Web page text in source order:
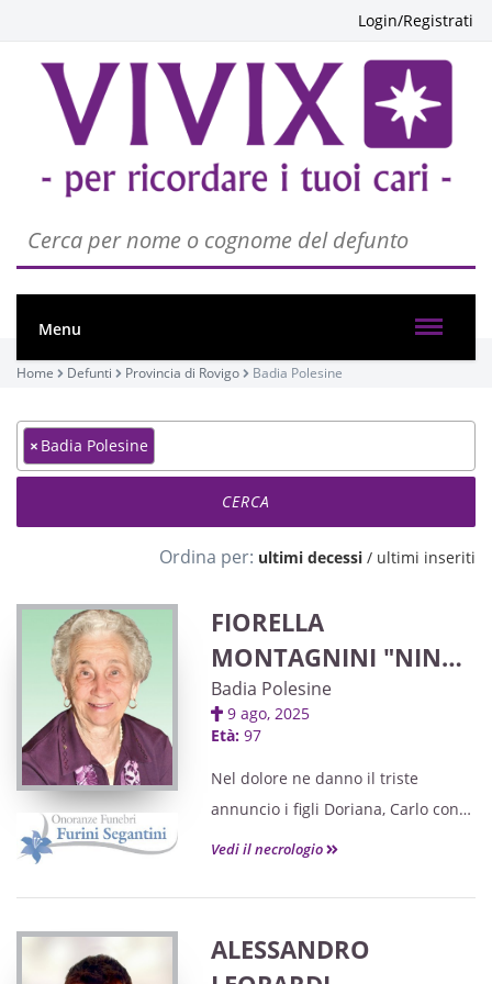
Login/Registrati
Menu
Home Defunti Provincia di Rovigo Badia Polesine
× Badia Polesine
Ordina per: ultimi decessi / ultimi inseriti
FIORELLA
MONTAGNINI "NINA"
ved. MARTINELLO
Badia Polesine
9 ago, 2025
Età: 97
Nel dolore ne danno il triste
annuncio i figli Doriana, Carlo con
Ornella e Sandra, i nipoti
Stefano, Matteo e la pronipote
Le esequie avranno luogo martedì
Vedi il necrologio
ALESSANDRO